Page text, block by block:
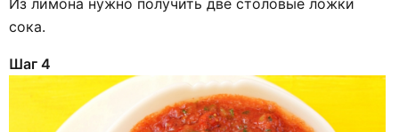
Из лимона нужно получить две столовые ложки
сока.
Шаг 4